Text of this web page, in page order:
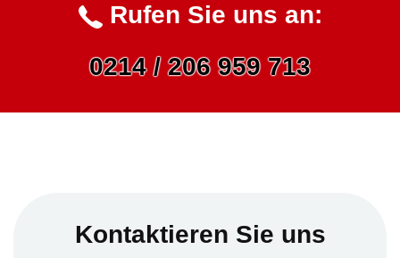
Rufen Sie uns an:
0214 / 206 959 713
Kontaktieren Sie uns